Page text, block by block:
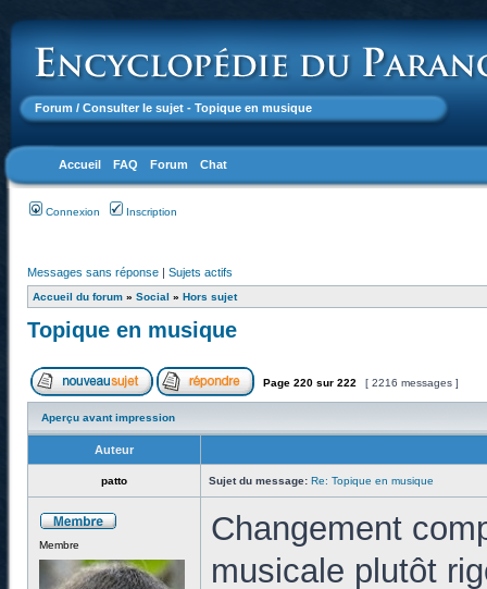
Forum / Consulter le sujet - Topique en musique
Accueil FAQ Forum Chat
Connexion Inscription
Messages sans réponse | Sujets actifs
Accueil du forum » Social » Hors sujet
Topique en musique
Page 220 sur 222 [ 2216 messages ]
Aperçu avant impression
Auteur
patto Sujet du message: Re: Topique en musique
Membre
Changement
musicale plutôt